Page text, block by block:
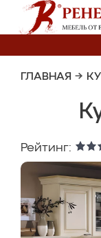
ГЛАВНАЯ →
Рейтинг: